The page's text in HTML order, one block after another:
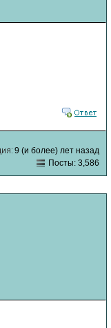
9 (и более) лет назад
Посты: 3,586